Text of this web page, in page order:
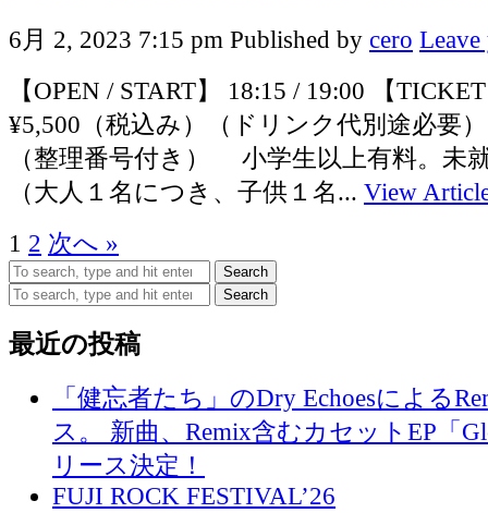
6月 2, 2023 7:15 pm Published by cero
【OPEN / START】 18:15 / 19:00 【
¥5,500（税込み）（ドリンク代別途必要
（整理番号付き） 小学生以上有料。未
（大人１名につき、子供１名... View
1 2 次へ »
Search
Search
最近の投稿
「健忘者たち」のDry Echoesによる
ス。 新曲、Remix含むカセットEP「
リース決定！
FUJI ROCK FESTIVAL’26